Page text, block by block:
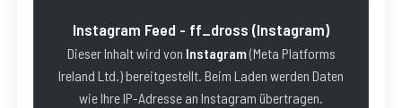
Instagram Feed - ff_dross (Instagram)
Dieser Inhalt wird von Instagram(Meta Platforms
Ireland Ltd.) bereitgestellt. Beim Laden werden Daten
wie Ihre IP-Adresse an Instagram übertragen.